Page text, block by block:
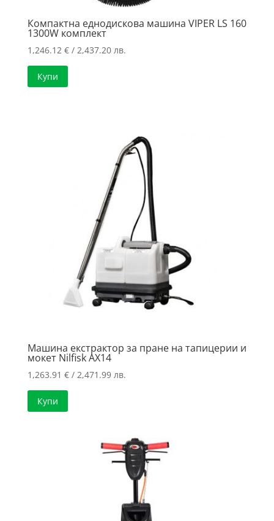
Компактна еднодискова машина VIPER LS 160
1300W комплект
1,246.12 €/ 2,437.20 лв.
Купи
Машина екстрактор за пране на тапицерии и
мокет Nilfisk AX14
1,263.91 €/ 2,471.99 лв.
Купи